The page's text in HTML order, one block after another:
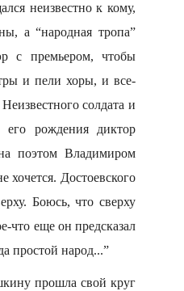
неизвестно к кому,
а “народная тропа”
с премьером, чтобы
и пели хоры, и все-
солдата и
рождения диктор
поэтом Владимиром
Достоевского
Боюсь, что сверху
что еще он предсказал
простой народ...”
прошла свой круг